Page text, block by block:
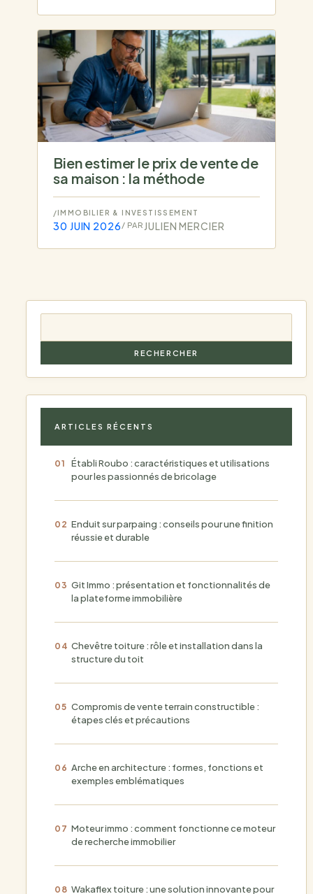
Bien estimer le prix de vente de
sa maison : la méthode
/IMMOBILIER & INVESTISSEMENT
30 JUIN 2026 / PAR JULIEN MERCIER
RECHERCHER
ARTICLES RÉCENTS
Établi Roubo : caractéristiques et utilisations
pour les passionnés de bricolage
Enduit sur parpaing : conseils pour une finition
réussie et durable
Git Immo : présentation et fonctionnalités de
la plateforme immobilière
Chevêtre toiture : rôle et installation dans la
structure du toit
Compromis de vente terrain constructible :
étapes clés et précautions
Arche en architecture : formes, fonctions et
exemples emblématiques
Moteur immo : comment fonctionne ce moteur
de recherche immobilier
Wakaflex toiture : une solution innovante pour